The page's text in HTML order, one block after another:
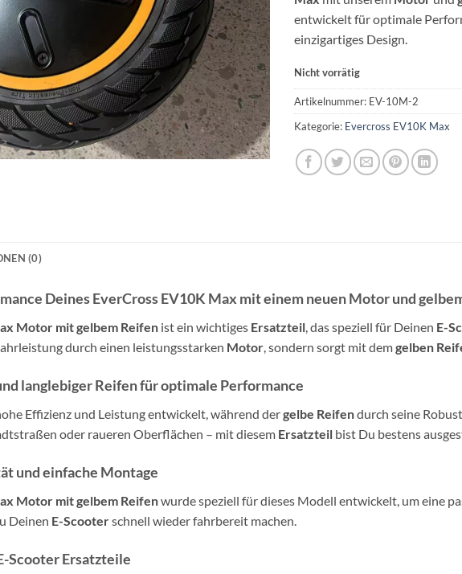
entwickelt für optimale
einzigartiges Design.
Nicht vorrätig
Artikelnummer: EV-10M-2
Kategorie: Evercross EV10K Max
(0)
Deines EverCross EV10K Max mit einem neuen Motor und
Motor mit gelbem Reifen ist ein wichtiges Ersatzteil, das speziell für Deinen E-
durch einen leistungsstarken Motor, sondern sorgt mit demgelben
langlebiger Reifen für optimale Performance
Effizienz und Leistung entwickelt, während dergelbe Reifendurch seine
oder raueren Oberflächen – mit diesem Ersatzteil bist Du bestens
und einfache Montage
Motor mit gelbem Reifenwurde speziell für dieses Modell entwickelt, um eine
Deinen E-Scooterschnell wieder fahrbereit machen.
Scooter Ersatzteile